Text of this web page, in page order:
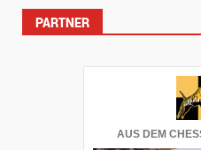
PARTNER
AUS DEM